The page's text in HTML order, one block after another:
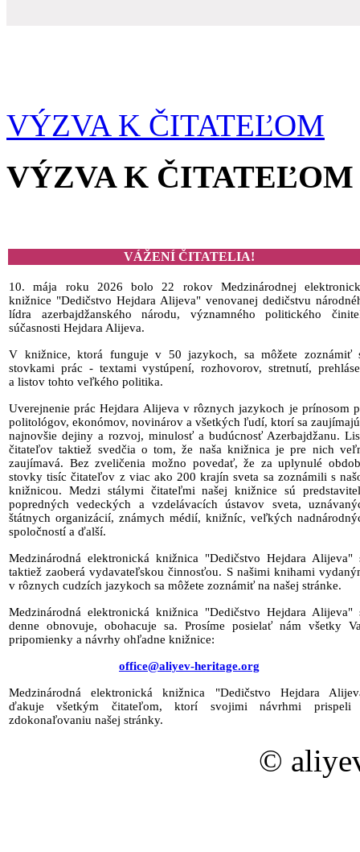
VÝZVA K ČITATEĽOM
VÝZVA K ČITATEĽOM
VÁŽENÍ ČITATELIA!
10. mája roku 2026 bolo 22 rokov Medzinárodnej
knižnice "Dedičstvo Hejdara Alijeva" venovanej dedičstvu
lídra azerbajdžanského národu, významného politického
súčasnosti Hejdara Alijeva.
V knižnice, ktorá funguje v 50 jazykoch, sa môžete zoznámiť
stovkami prác - textami vystúpení, rozhovorov, stretnutí,
a listov tohto veľkého politika.
Uverejnenie prác Hejdara Alijeva v rôznych jazykoch je prínosom
politológov, ekonómov, novinárov a všetkých ľudí, ktorí sa
najnovšie dejiny a rozvoj, minulosť a budúcnosť Azerbajdžanu.
čitateľov taktiež svedčia o tom, že naša knižnica je pre nich
zaujímavá. Bez zveličenia možno povedať, že za uplynulé
stovky tisíc čitateľov z viac ako 200 krajín sveta sa zoznámili s
knižnicou. Medzi stálymi čitateľmi našej knižnice sú
popredných vedeckých a vzdelávacích ústavov sveta,
štátnych organizácií, známych médií, knižníc, veľkých
spoločností a ďalší.
Medzinárodná elektronická knižnica "Dedičstvo Hejdara Alijeva"
taktiež zaoberá vydavateľskou činnosťou. S našimi knihami
v rôznych cudzích jazykoch sa môžete zoznámiť na našej stránke.
Medzinárodná elektronická knižnica "Dedičstvo Hejdara Alijeva"
denne obnovuje, obohacuje sa. Prosíme posielať nám všetky
pripomienky a návrhy ohľadne knižnice:
office@aliyev-heritage.org
Medzinárodná elektronická knižnica "Dedičstvo Hejdara
ďakuje všetkým čitateľom, ktorí svojimi návrhmi
zdokonaľovaniu našej stránky.
©